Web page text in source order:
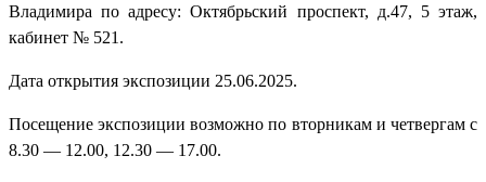
Владимира по адресу: Октябрьский проспект, д.47, 5 этаж,
кабинет № 521.
Дата открытия экспозиции 25.06.2025.
Посещение экспозиции возможно по вторникам и четвергам с
8.30 — 12.00, 12.30 — 17.00.